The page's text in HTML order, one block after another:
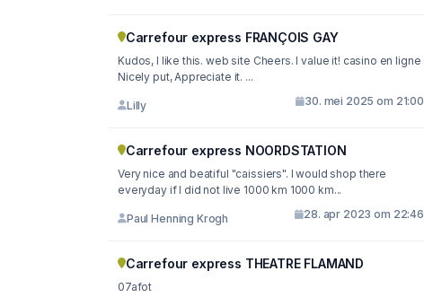
Carrefour express FRANÇOIS GAY
Kudos, I like this. web site Cheers. I value it! casino en ligne
Nicely put, Appreciate it. ...
Lilly 30. mei 2025 om 21:00
Carrefour express NOORDSTATION
Very nice and beatiful "caissiers". I would shop there
everyday if I did not live 1000 km 1000 km...
Paul Henning Krogh 28. apr 2023 om 22:46
Carrefour express THEATRE FLAMAND
07afot